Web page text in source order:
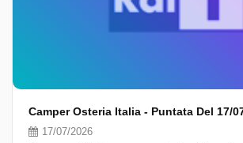
Camper Osteria Italia - Puntata Del 17/
17/07/2026